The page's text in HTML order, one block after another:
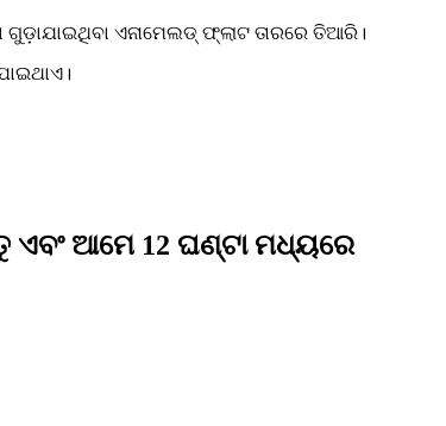
ଗୁଡ଼ାଯାଇଥିବା ଏନାମେଲଡ୍ ଫ୍ଲାଟ ତାରରେ ତିଆରି।
ଆମେ 12 ଘଣ୍ଟା ମଧ୍ୟରେ